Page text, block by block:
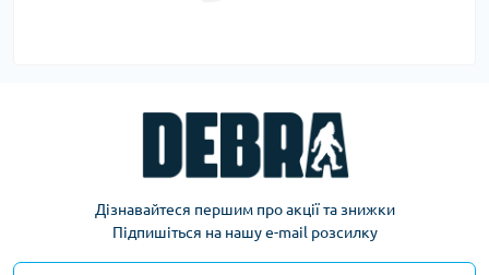
Дізнавайтеся першим про акції та знижки
Підпишіться на нашу e-mail розсилку